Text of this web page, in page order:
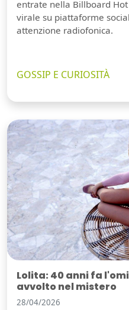
entrate nella Billboard
virale su piattaforme
attenzione radiofonica.
GOSSIP E CURIOSITÀ
Lolita: 40 anni fa
avvolto nel mistero
28/04/2026